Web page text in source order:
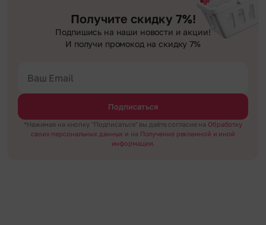
Получите скидку 7%!
Подпишись на наши новости и акции!
И получи промокод на скидку 7%
Подписаться
*Нажимая на кнопку "Подписаться" вы даёте согласие на Обработку
своих персональных данных и на Получение рекламной и иной
информации.